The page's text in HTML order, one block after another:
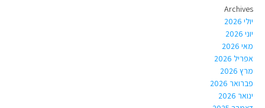
Archives
יולי 2026
יוני 2026
מאי 2026
אפריל 2026
מרץ 2026
פברואר 2026
ינואר 2026